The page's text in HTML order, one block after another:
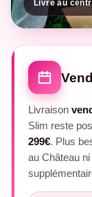
Livré au
Livraison
Slim reste
299€. Plus
au Château